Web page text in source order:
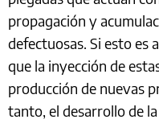
propagación y
defectuosas. Si esto es
que la inyección de
producción de nuevas
tanto, el desarrollo de